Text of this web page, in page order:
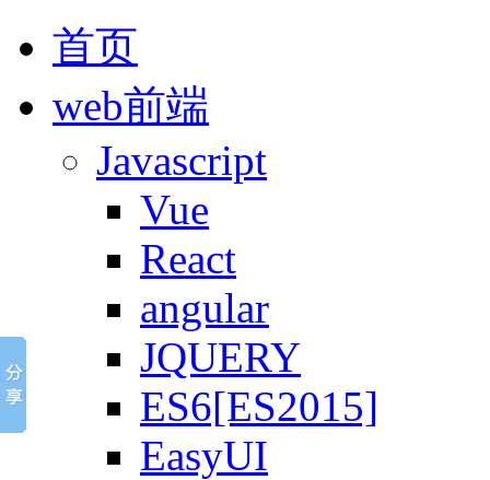
首页
web前端
Javascript
Vue
React
angular
JQUERY
ES6[ES2015]
EasyUI